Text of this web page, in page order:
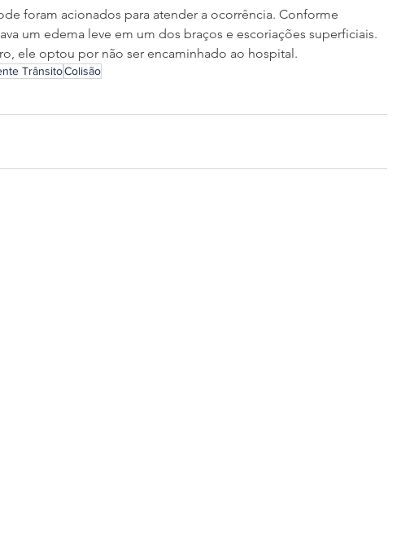
foram acionados para atender a ocorrência. Conforme
um edema leve em um dos braços e escoriações superficiais.
ele optou por não ser encaminhado ao hospital.
TrânsitoColisão